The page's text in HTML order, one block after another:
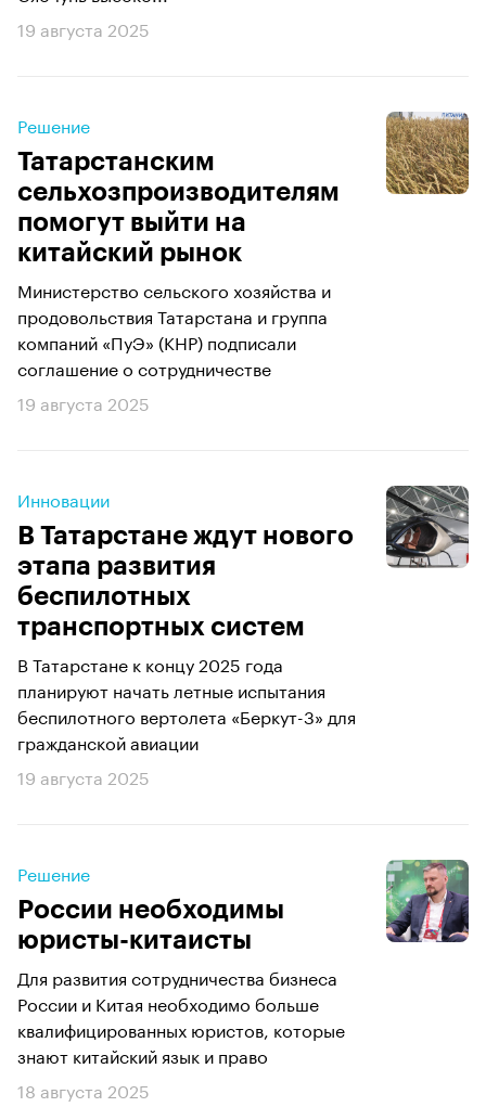
19 августа 2025
Решение
Татарстанским
сельхозпроизводителям
помогут выйти на
китайский рынок
Министерство сельского хозяйства и
продовольствия Татарстана и группа
компаний «ПуЭ» (КНР) подписали
соглашение о сотрудничестве
19 августа 2025
Инновации
В Татарстане ждут нового
этапа развития
беспилотных
транспортных систем
В Татарстане к концу 2025 года
планируют начать летные испытания
беспилотного вертолета «Беркут-3» для
гражданской авиации
19 августа 2025
Решение
России необходимы
юристы-китаисты
Для развития сотрудничества бизнеса
России и Китая необходимо больше
квалифицированных юристов, которые
знают китайский язык и право
18 августа 2025